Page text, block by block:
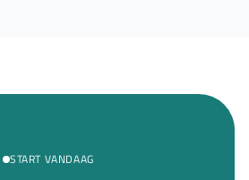
START VANDAAG